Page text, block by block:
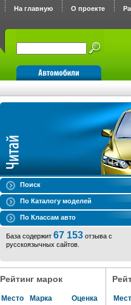
На главную О проекте
Поиск
По Каталогу моделей
По Классам авто
База содержит 67 153 отзыва с
русскоязычных сайтов.
Рейтинг марок
Место Марка
Оценка